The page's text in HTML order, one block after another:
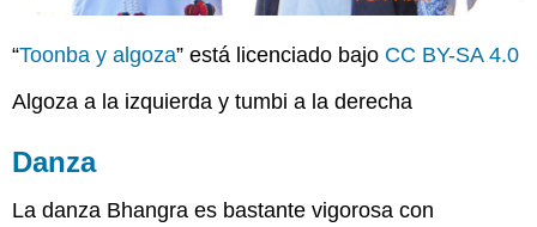
“Toonba y algoza” está licenciado bajo CC BY-SA 4.0
Algoza a la izquierda y tumbi a la derecha
Danza
La danza Bhangra es bastante vigorosa con